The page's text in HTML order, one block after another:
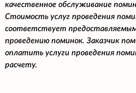
качественное обслуживание
Стоимость услуг проведения
соответствует
проведению поминок. Заказчик
оплатить услуги проведения
расчету.